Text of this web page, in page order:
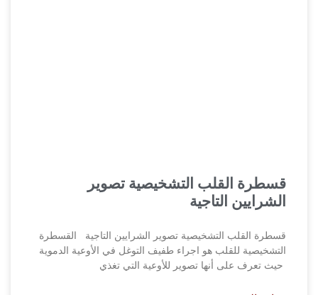
قسطرة القلب التشخيصية تصوير
الشرايين التاجية
قسطرة القلب التشخيصية تصوير الشرايين التاجية القسطرة
التشخيصية للقلب هو اجراء طفيف التوغل في الأوعية الدموية
حيث تعرف على أنها تصوير للأوعية التي تغذي